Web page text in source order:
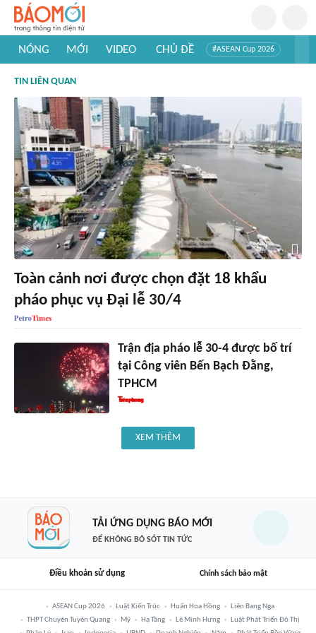
NÓNG MỚI VIDEO CHỦ ĐỀ #ASEAN Cup 2026
#Khám phá thế giới
TIN LIÊN QUAN
Toàn cảnh nơi được chọn đặt 18 khẩu
pháo phục vụ Đại lễ 30/4
Trận địa pháo lễ 30-4 được bố trí
tại Công viên Bến Bạch Đằng,
TPHCM
XEM THÊM
TẢI ỨNG DỤNG BÁO MỚI
ĐỂ KHÔNG BỎ SÓT TIN TỨC
Điều khoản sử dụng Chính sách bảo mật
ASEAN Cup 2026 Luật Kiến Trúc Huấn Hoa Hồng
Liên Bang Nga
THPT Chuyên Tuyên Quang
Mỹ Hạ Tầng Lê Minh Hưng
Luật Phát Triển Đô Thị